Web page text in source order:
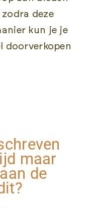
deze
kun je je
doorverkopen
maar
de